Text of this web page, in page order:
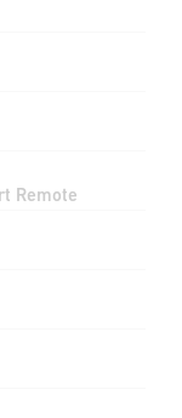
Remote